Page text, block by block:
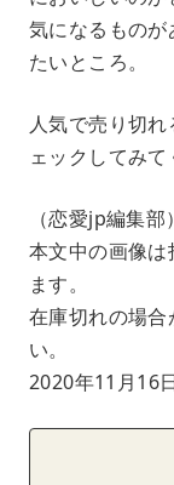
気になるもの
たいところ。
人気で売り切
ェックしてみて
（恋愛jp編集部）
本文中の画像
ます。
在庫切れの場合
い。
2020年11月16